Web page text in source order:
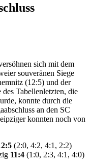
sich mit dem
souveränen Siege
(12:5) und der
Tabellenletzten, die
konnte durch die
an den SC
konnten noch von
(2:0, 4:2, 4:1, 2:2)
11:4 (1:0, 2:3, 4:1, 4:0)